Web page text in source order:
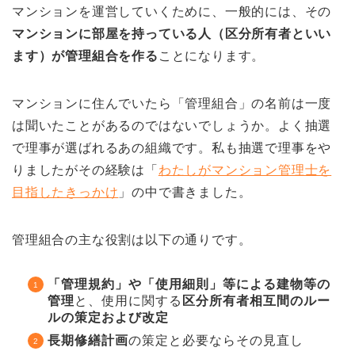
マンションを運営していくために、一般的には、その
マンションに部屋を持っている人（区分所有者といい
ます）が管理組合を作る ことになります。
マンションに住んでいたら「管理組合」の名前は一度
は聞いたことがあるのではないでしょうか。よく抽選
で理事が選ばれるあの組織です。私も抽選で理事をや
りましたがその経験は「 わたしがマンション管理士を
目指したきっかけ 」の中で書きました。
管理組合の主な役割は以下の通りです。
「管理規約」や「使用細則」等による建物等の
管理 と、使用に関する 区分所有者相互間のルー
ルの策定および改定
長期修繕計画の策定と必要ならその見直し